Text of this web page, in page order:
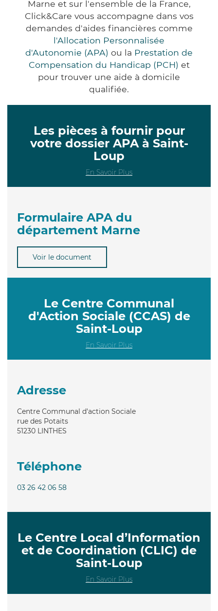
Marne et sur l'ensemble de la France,
Click&Care vous accompagne dans vos
demandes d'aides financières comme
l'Allocation Personnalisée
d'Autonomie (APA) ou la Prestation de
Compensation du Handicap (PCH) et
pour trouver une aide à domicile
qualifiée.
Les pièces à fournir pour
votre dossier APA à Saint-
Loup
En Savoir Plus
Formulaire APA du
département Marne
Voir le document
Le Centre Communal
d'Action Sociale (CCAS) de
Saint-Loup
En Savoir Plus
Adresse
Centre Communal d'action Sociale
rue des Potaits
51230 LINTHES
Téléphone
03 26 42 06 58
Le Centre Local d’Information
et de Coordination (CLIC) de
Saint-Loup
En Savoir Plus